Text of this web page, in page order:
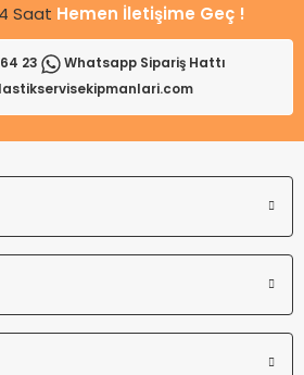
Saat Hemen İletişime Geç !
23
Whatsapp Sipariş Hattı